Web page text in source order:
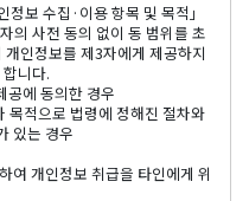
보 수집·이용 항목 및 목적」
의 사전 동의 없이 동 범위를 초
인정보를 제3자에게 제공하지
니다.
에 동의한 경우
적으로 법령에 정해진 절차와
있는 경우
여 개인정보 취급을 타인에게 위